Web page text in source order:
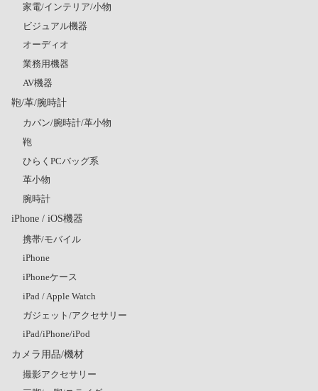
家電/インテリア/小物
ビジュアル機器
オーディオ
業務用機器
AV機器
鞄/革/腕時計
カバン/腕時計/革小物
鞄
ひらくPCバッグ系
革小物
腕時計
iPhone / iOS機器
携帯/モバイル
iPhone
iPhoneケース
iPad / Apple Watch
ガジェット/アクセサリー
iPad/iPhone/iPod
カメラ用品/機材
撮影アクセサリー